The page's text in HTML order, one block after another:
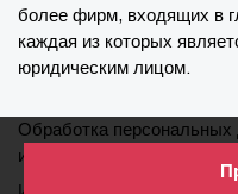
более фирм, входящих в
каждая из которых
юридическим лицом.
Обработка персональных
информация